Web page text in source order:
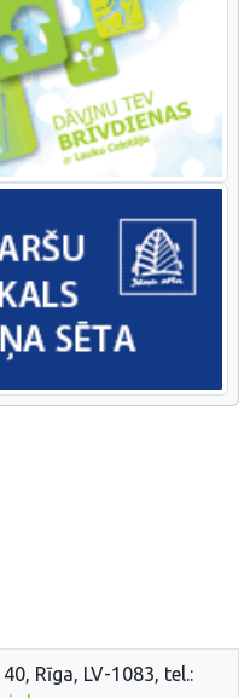
Rīga, LV-1083, tel.: